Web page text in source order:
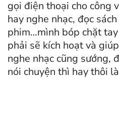
gọi điện thoại cho công
hay nghe nhạc, đọc
phim…mình bóp chặt
phải sẽ kích hoạt và
nghe nhạc cũng sướng,
nói chuyện thì hay thôi